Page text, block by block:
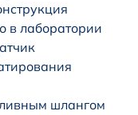
в лаборатории
шлангом